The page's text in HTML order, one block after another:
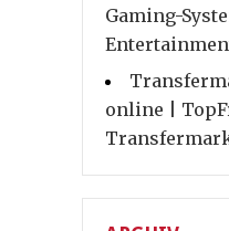
Gaming-
online |